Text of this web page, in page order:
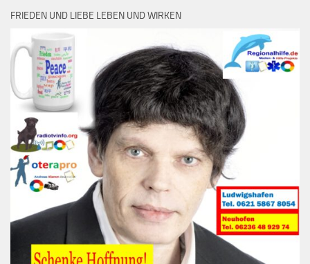
FRIEDEN UND LIEBE LEBEN UND WIRKEN